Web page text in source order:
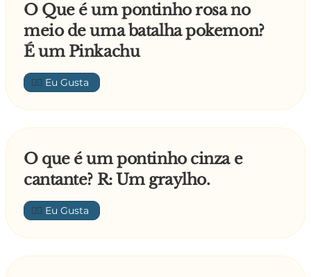
O Que é um pontinho rosa no
meio de uma batalha pokemon?
É um Pinkachu
👍🏼
O que é um pontinho cinza e
cantante? R: Um graylho.
👍🏼